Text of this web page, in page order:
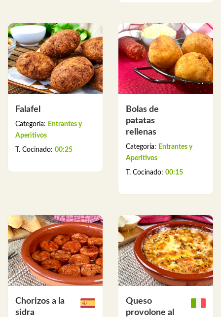
Falafel
Categoría: Entrantes y
Aperitivos
T. Cocinado: 00:25
Bolas de
patatas
rellenas
Categoría: Entrantes y
Aperitivos
T. Cocinado: 00:15
Chorizos a la
sidra
Queso
provolone al